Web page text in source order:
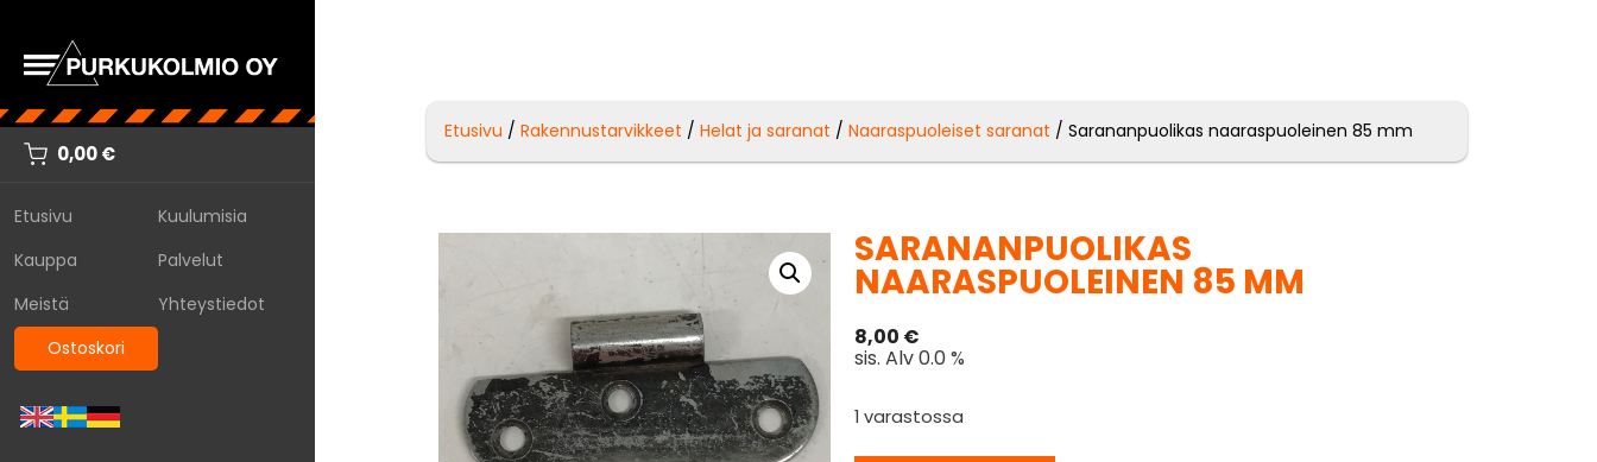
0,00€
Etusivu
Kuulumisia
Kauppa
Palvelut
Meistä
Yhteystiedot
Ostoskori
Etusivu /Rakennustarvikkeet /Helat ja saranat /Naaraspuoleiset saranat / Sarananpuolikas naaraspuoleinen 85 mm
SARANANPUOLIKAS
NAARASPUOLEINEN 85 MM
8,00 €
sis. Alv 0.0 %
1 varastossa